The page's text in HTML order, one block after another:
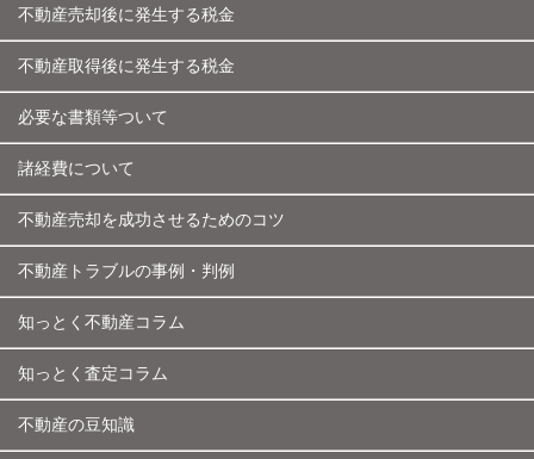
不動産売却後に発生する税金
不動産取得後に発生する税金
必要な書類等ついて
諸経費について
不動産売却を成功させるためのコツ
不動産トラブルの事例・判例
知っとく不動産コラム
知っとく査定コラム
不動産の豆知識